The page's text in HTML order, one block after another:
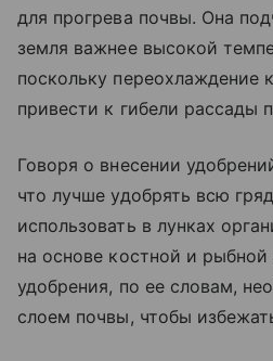
для прогрева почвы. Она
земля важнее высокой
поскольку переохлаждение
привести к гибели рассады
Говоря о внесении
что лучше удобрять всю
использовать в лунках
на основе костной и
удобрения, по ее словам,
слоем почвы, чтобы